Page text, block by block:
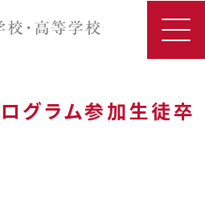
グラム参加生徒卒